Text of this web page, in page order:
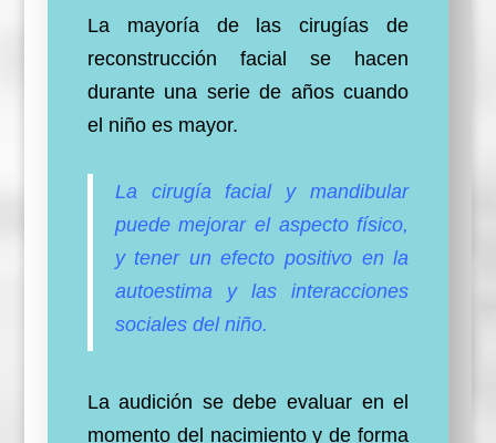
La mayoría de las cirugías de
reconstrucción facial se hacen
durante una serie de años cuando
el niño es mayor.
La cirugía facial y mandibular
puede mejorar el aspecto físico,
y tener un efecto positivo en la
autoestima y las interacciones
sociales del niño.
La audición se debe evaluar en el
momento del nacimiento y de forma